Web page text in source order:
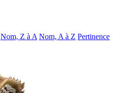
Nom, Z à A Nom, A à Z Pertinence